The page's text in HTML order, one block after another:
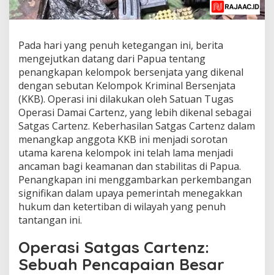
Pada hari yang penuh ketegangan ini, berita
mengejutkan datang dari Papua tentang
penangkapan kelompok bersenjata yang dikenal
dengan sebutan Kelompok Kriminal Bersenjata
(KKB). Operasi ini dilakukan oleh Satuan Tugas
Operasi Damai Cartenz, yang lebih dikenal sebagai
Satgas Cartenz. Keberhasilan Satgas Cartenz dalam
menangkap anggota KKB ini menjadi sorotan
utama karena kelompok ini telah lama menjadi
ancaman bagi keamanan dan stabilitas di Papua.
Penangkapan ini menggambarkan perkembangan
signifikan dalam upaya pemerintah menegakkan
hukum dan ketertiban di wilayah yang penuh
tantangan ini.
Operasi Satgas Cartenz:
Sebuah Pencapaian Besar